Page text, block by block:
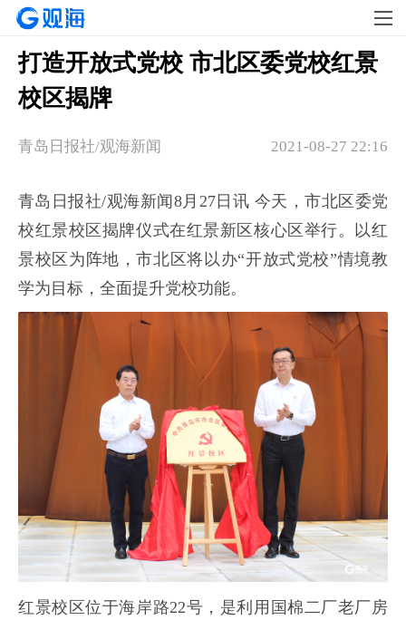
打造开放式党校 市北区委党校红景
校区揭牌
2021-08-27 22:16
青岛日报社/观海新闻
青岛日报社/观海新闻8月27日讯 今天，市北区委党
校红景校区揭牌仪式在红景新区核心区举行。以红
景校区为阵地，市北区将以办“开放式党校”情境教
学为目标，全面提升党校功能。
红景校区位于海岸路22号，是利用国棉二厂老厂房